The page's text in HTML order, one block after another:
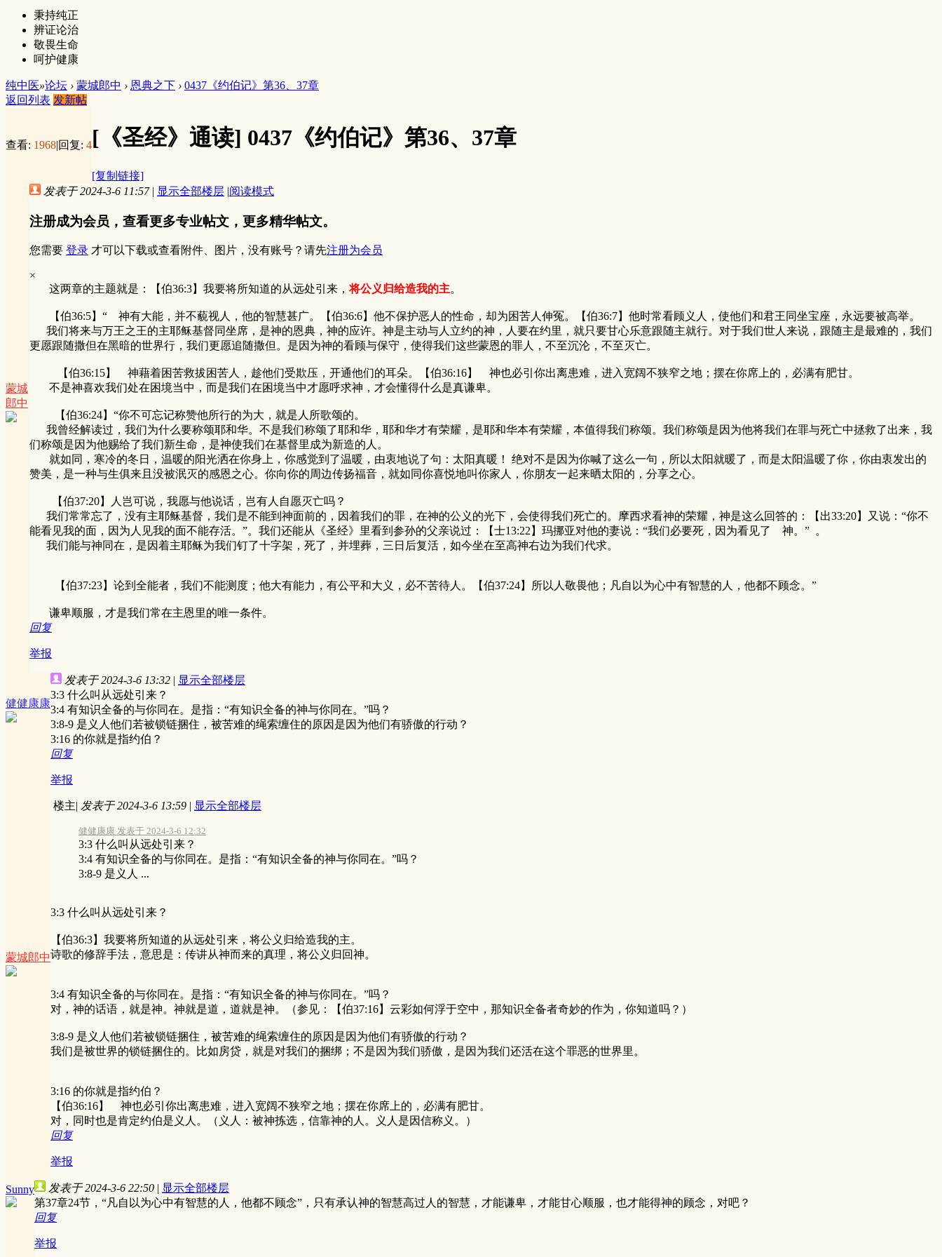
秉持纯正
辨证论治
敬畏生命
呵护健康
纯中医»论坛 › 蒙城郎中 › 恩典之下 › 0437《约伯记》第36、37章
返回列表 发新帖
查看: 1968|回复: 4[《圣经》通读] 0437《约伯记》第36、37章
[复制链接]
蒙城
郎中
发表于 2024-3-6 11:57 | 显示全部楼层 |阅读模式
注册成为会员，查看更多专业帖文，更多精华帖文。
您需要 登录 才可以下载或查看附件、图片，没有账号？请先注册为会员
×
这两章的主题就是：【伯36:3】我要将所知道的从远处引来，将公义归给造我的主。
【伯36:5】“ 神有大能，并不藐视人，他的智慧甚广。【伯36:6】他不保护恶人的性命，却为困苦人伸冤。【伯36:7】他时常看顾义人，使他们和君王同坐宝座，永远要被高举。
我们将来与万王之王的主耶稣基督同坐席，是神的恩典，神的应许。神是主动与人立约的神，人要在约里，就只要甘心乐意跟随主就行。对于我们世人来说，跟随主是最难的，我们
更愿跟随撒但在黑暗的世界行，我们更愿追随撒但。是因为神的看顾与保守，使得我们这些蒙恩的罪人，不至沉沦，不至灭亡。
【伯36:15】 神藉着困苦救拔困苦人，趁他们受欺压，开通他们的耳朵。【伯36:16】 神也必引你出离患难，进入宽阔不狭窄之地；摆在你席上的，必满有肥甘。
不是神喜欢我们处在困境当中，而是我们在困境当中才愿呼求神，才会懂得什么是真谦卑。
【伯36:24】“你不可忘记称赞他所行的为大，就是人所歌颂的。
我曾经解读过，我们为什么要称颂耶和华。不是我们称颂了耶和华，耶和华才有荣耀，是耶和华本有荣耀，本值得我们称颂。我们称颂是因为他将我们在罪与死亡中拯救了出来，我
们称颂是因为他赐给了我们新生命，是神使我们在基督里成为新造的人。
就如同，寒冷的冬日，温暖的阳光洒在你身上，你感觉到了温暖，由衷地说了句：太阳真暖！ 绝对不是因为你喊了这么一句，所以太阳就暖了，而是太阳温暖了你，你由衷发出的
赞美，是一种与生俱来且没被泯灭的感恩之心。你向你的周边传扬福音，就如同你喜悦地叫你家人，你朋友一起来晒太阳的，分享之心。
【伯37:20】人岂可说，我愿与他说话，岂有人自愿灭亡吗？
我们常常忘了，没有主耶稣基督，我们是不能到神面前的，因着我们的罪，在神的公义的光下，会使得我们死亡的。摩西求看神的荣耀，神是这么回答的：【出33:20】又说：“你不
能看见我的面，因为人见我的面不能存活。”。我们还能从《圣经》里看到参孙的父亲说过：【士13:22】玛挪亚对他的妻说：“我们必要死，因为看见了 神。” 。
我们能与神同在，是因着主耶稣为我们钉了十字架，死了，并埋葬，三日后复活，如今坐在至高神右边为我们代求。
【伯37:23】论到全能者，我们不能测度；他大有能力，有公平和大义，必不苦待人。【伯37:24】所以人敬畏他；凡自以为心中有智慧的人，他都不顾念。”
谦卑顺服，才是我们常在主恩里的唯一条件。
回复
举报
健健康康
发表于 2024-3-6 13:32 | 显示全部楼层
3:3 什么叫从远处引来？
3:4 有知识全备的与你同在。是指：“有知识全备的神与你同在。”吗？
3:8-9 是义人他们若被锁链捆住，被苦难的绳索缠住的原因是因为他们有骄傲的行动？
3:16 的你就是指约伯？
回复
举报
蒙城郎中
楼主| 发表于 2024-3-6 13:59 | 显示全部楼层
健健康康 发表于 2024-3-6 12:32
3:3 什么叫从远处引来？
3:4 有知识全备的与你同在。是指：“有知识全备的神与你同在。”吗？
3:8-9 是义人 ...
3:3 什么叫从远处引来？
【伯36:3】我要将所知道的从远处引来，将公义归给造我的主。
诗歌的修辞手法，意思是：传讲从神而来的真理，将公义归回神。
3:4 有知识全备的与你同在。是指：“有知识全备的神与你同在。”吗？
对，神的话语，就是神。神就是道，道就是神。（参见：【伯37:16】云彩如何浮于空中，那知识全备者奇妙的作为，你知道吗？）
3:8-9 是义人他们若被锁链捆住，被苦难的绳索缠住的原因是因为他们有骄傲的行动？
我们是被世界的锁链捆住的。比如房贷，就是对我们的捆绑；不是因为我们骄傲，是因为我们还活在这个罪恶的世界里。
3:16 的你就是指约伯？
【伯36:16】 神也必引你出离患难，进入宽阔不狭窄之地；摆在你席上的，必满有肥甘。
对，同时也是肯定约伯是义人。（义人：被神拣选，信靠神的人。义人是因信称义。）
回复
举报
Sunny 发表于 2024-3-6 22:50 | 显示全部楼层
第37章24节，“凡自以为心中有智慧的人，他都不顾念”，只有承认神的智慧高过人的智慧，才能谦卑，才能甘心顺服，也才能得神的顾念，对吧？
回复
举报